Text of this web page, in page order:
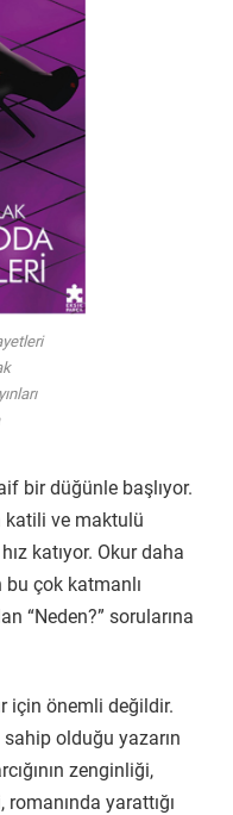
bir düğünle başlıyor.
katili ve maktulü
katıyor. Okur daha
çok katmanlı
“Neden?” sorularına
için önemli değildir.
sahip olduğu yazarın
zenginliği,
yarattığı